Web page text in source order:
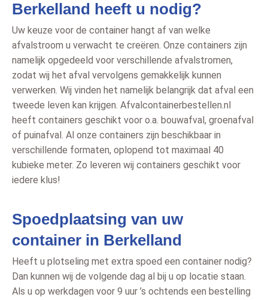
Berkelland heeft u nodig?
Uw keuze voor de container hangt af van welke
afvalstroom u verwacht te creëren. Onze containers zijn
namelijk opgedeeld voor verschillende afvalstromen,
zodat wij het afval vervolgens gemakkelijk kunnen
verwerken. Wij vinden het namelijk belangrijk dat afval een
tweede leven kan krijgen. Afvalcontainerbestellen.nl
heeft containers geschikt voor o.a. bouwafval, groenafval
of puinafval. Al onze containers zijn beschikbaar in
verschillende formaten, oplopend tot maximaal 40
kubieke meter. Zo leveren wij containers geschikt voor
iedere klus!
Spoedplaatsing van uw
container in Berkelland
Heeft u plotseling met extra spoed een container nodig?
Dan kunnen wij de volgende dag al bij u op locatie staan.
Als u op werkdagen voor 9 uur ’s ochtends een bestelling